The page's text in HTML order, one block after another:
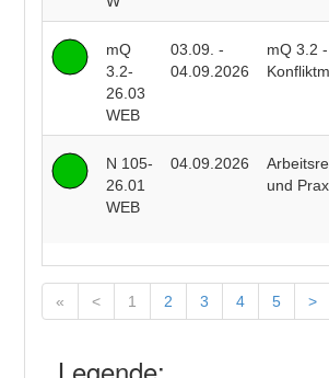
mQ
3.2-
26.03
WEB
03.09. -
04.09.2026
mQ 3.2 -
N 105-
26.01
WEB
04.09.2026
und
« < 1 2 3 4 5 >